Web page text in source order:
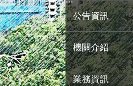
公告資訊
機關介紹
業務資訊